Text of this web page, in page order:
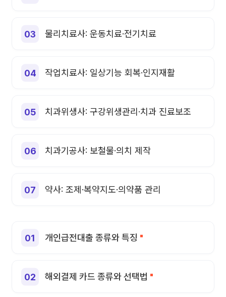
물리치료사: 운동치료·전기치료
작업치료사: 일상기능 회복·인지재활
치과위생사: 구강위생관리·치과 진료보조
치과기공사: 보철물·의치 제작
약사: 조제·복약지도·의약품 관리
개인급전대출 종류와 특징
해외결제 카드 종류와 선택법